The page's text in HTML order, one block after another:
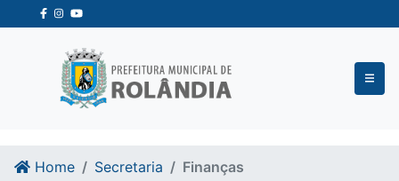
Ir para o conteudo
Ir para o fim do conteudo
Home Secretaria Finanças